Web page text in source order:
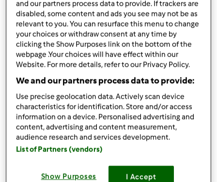
Partilhar receita
Criar uma variante
Ingredientes
500gmaçãs,descascadas, descaroçadas e
partidas em pedaços
1unidadelimão descascado,descaroçado, e
partido em pedaços
unidade pau de canela
and our partners process data to provide. If trackers are
disabled, some content and ads you see may not be as
relevant to you. You can resurface this menu to change
your choices or withdraw consent at any time by
clicking the Show Purposes link on the bottom of the
webpage .Your choices will have effect within our
Website. For more details, refer to our Privacy Policy.
We and our partners process data to provide:
Use precise geolocation data. Actively scan device
characteristics for identification. Store and/or access
information on a device. Personalised advertising and
content, advertising and content measurement,
audience research and services development.
List of Partners (vendors)
Show Purposes I Accept